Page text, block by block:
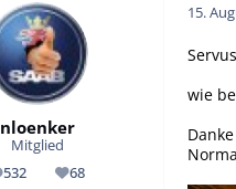
nloenker
Mitglied
532
Beiträge 68
Reputation
15.
wie